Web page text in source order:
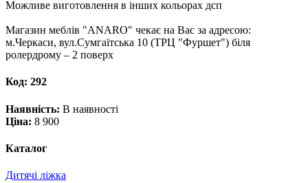
Можливе виготовлення в інших кольорах дсп
Магазин меблів "ANARO" чекає на Вас за адресою:
м.Черкаси, вул.Сумгаїтська 10 (ТРЦ "Фуршет") біля
ролердрому – 2 поверх
Код: 292
Наявність: В наявності
Ціна: 8 900
Каталог
Дитячі ліжка